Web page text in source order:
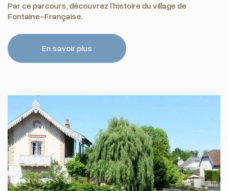
Par ce parcours, découvrez l’histoire du village de
Fontaine-Française.
En savoir plus